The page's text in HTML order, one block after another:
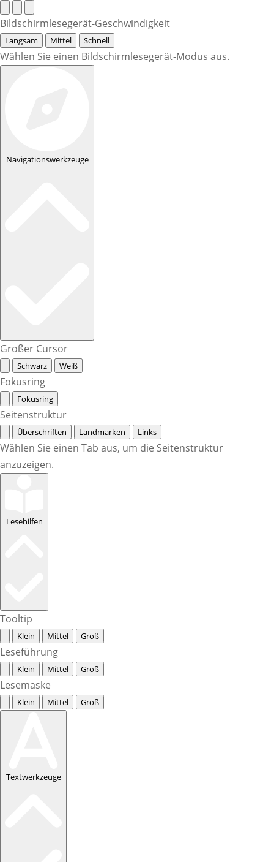
Bildschirmlesegerät-Geschwindigkeit
Langsam Mittel Schnell
Wählen Sie einen Bildschirmlesegerät-Modus aus.
Navigationswerkzeuge
Großer Cursor
Schwarz Weiß
Fokusring
Fokusring
Seitenstruktur
Überschriften Landmarken Links
Wählen Sie einen Tab aus, um die Seitenstruktur
anzuzeigen.
Lesehilfen
Tooltip
Klein Mittel Groß
Leseführung
Klein Mittel Groß
Lesemaske
Klein Mittel Groß
Textwerkzeuge